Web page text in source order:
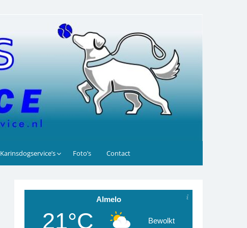
Karinsdogservice’s Foto’s Contact
Almelo
21°C Bewolkt